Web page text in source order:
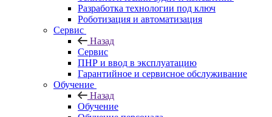
Разработка технологии под ключ
Роботизация и автоматизация
Сервис
Назад
Сервис
ПНР и ввод в эксплуатацию
Гарантийное и сервисное обслуживание
Обучение
Назад
Обучение